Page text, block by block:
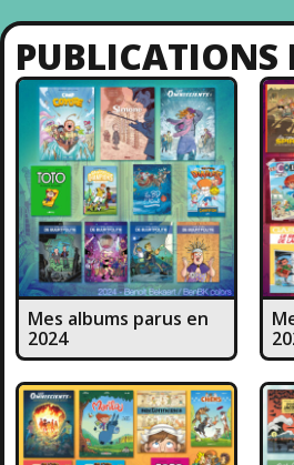
PUBLICATIONS
Mes albums parus en
2024